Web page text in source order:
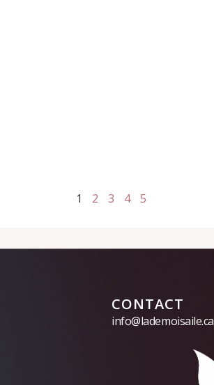
1 2 3 4 5
CONTACT
info@lademoisaile.ca